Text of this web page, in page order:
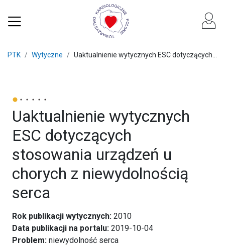
PTK Wytyczne Uaktualnienie wytycznych ESC dotyczących...
Uaktualnienie wytycznych
ESC dotyczących
stosowania urządzeń u
chorych z niewydolnością
serca
Rok publikacji wytycznych: 2010
Data publikacji na portalu: 2019-10-04
Problem: niewydolność serca